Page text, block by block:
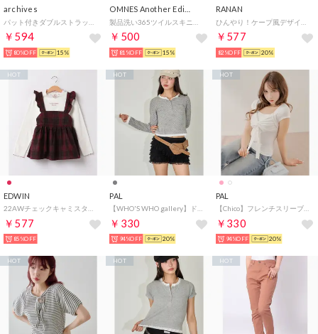
archives
￥594
80%OFF 15%
￥500
81%OFF 15%
RANAN
￥577
82%OFF 20%
EDWIN
￥577
HOT
85%OFF
PAL
￥330
HOT
94%OFF 20%
PAL
【Chico】フレンチスリーブボレロ風リボントップス （ivory）
￥330
HOT
94%OFF 20%
HOT HOT HOT